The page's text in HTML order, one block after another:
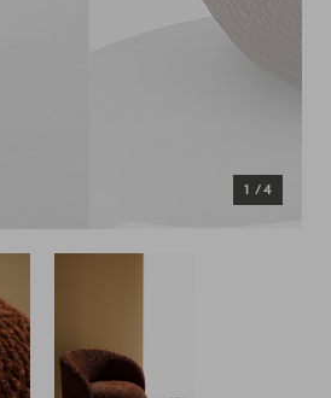
1 /4